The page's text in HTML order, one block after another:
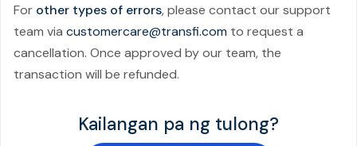
For other types of errors, please contact our support
team via customercare@transfi.com to request a
cancellation. Once approved by our team, the
transaction will be refunded.
Kailangan pa ng tulong?